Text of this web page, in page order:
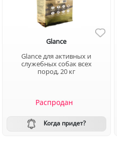
Glance
Glance для активных и
служебных собак всех
пород, 20 кг
Распродан
Когда придет?